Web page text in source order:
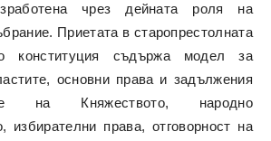
чрез дейната роля на
Приетата в старопрестолната
конституция съдържа модел за
основни права и задължения
на Княжеството, народно
избирателни права, отговорност на